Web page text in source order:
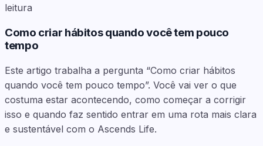
leitura
Como criar hábitos quando você tem pouco
tempo
Este artigo trabalha a pergunta “Como criar hábitos
quando você tem pouco tempo”. Você vai ver o que
costuma estar acontecendo, como começar a corrigir
isso e quando faz sentido entrar em uma rota mais clara
e sustentável com o Ascends Life.